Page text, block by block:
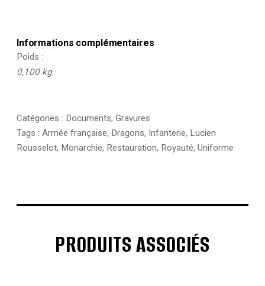
Informations complémentaires
Poids
0,100 kg
Catégories : Documents, Gravures
Tags : Armée française, Dragons, Infanterie, Lucien
Rousselot, Monarchie, Restauration, Royauté, Uniforme
PRODUITS ASSOCIÉS